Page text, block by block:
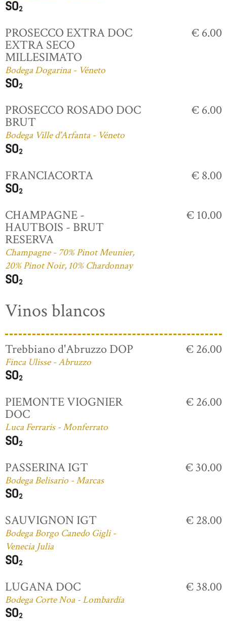
PROSECCO EXTRA DOC
EXTRA SECO
MILLESIMATO
Bodega Dogarina - Véneto
€ 6.00
PROSECCO ROSADO DOC
BRUT
Bodega Ville d'Arfanta - Véneto
€ 6.00
FRANCIACORTA € 8.00
CHAMPAGNE -
HAUTBOIS - BRUT
RESERVA
Champagne - 70% Pinot Meunier,
20% Pinot Noir, 10% Chardonnay
€ 10.00
Vinos blancos
Trebbiano d'Abruzzo DOP
Finca Ulisse - Abruzzo
€ 26.00
PIEMONTE VIOGNIER
DOC
Luca Ferraris - Monferrato
€ 26.00
PASSERINA IGT
Bodega Belisario - Marcas
€ 30.00
SAUVIGNON IGT
Bodega Borgo Canedo Gigli -
Venecia Julia
€ 28.00
LUGANA DOC
Bodega Corte Noa - Lombardía
€ 38.00